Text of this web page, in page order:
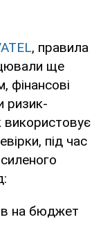
, правила
ще
фінансові
ризик-
використовує
під час
на бюджет